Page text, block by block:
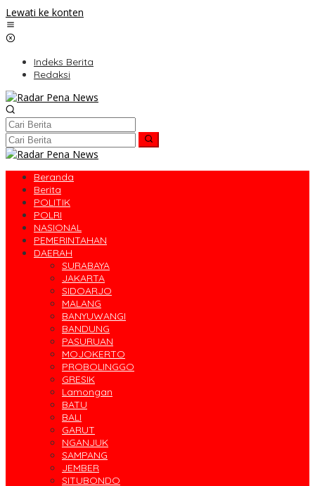
Lewati ke konten
Indeks Berita
Redaksi
Beranda
Berita
POLITIK
POLRI
NASIONAL
PEMERINTAHAN
DAERAH
SURABAYA
JAKARTA
SIDOARJO
MALANG
BANYUWANGI
BANDUNG
PASURUAN
MOJOKERTO
PROBOLINGGO
GRESIK
Lamongan
BATU
BALI
GARUT
NGANJUK
SAMPANG
JEMBER
SITUBONDO